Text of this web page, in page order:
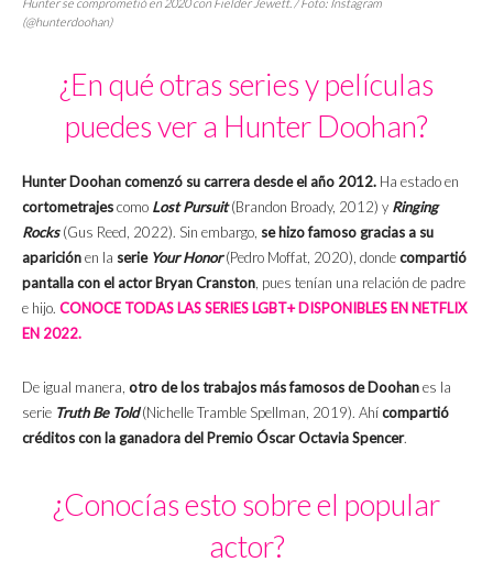
(@hunterdoohan)
¿En qué otras series y películas
puedes ver a Hunter Doohan?
Hunter Doohan comenzó su carrera desde el año 2012. Ha estado en
cortometrajescomo Lost Pursuit(Brandon Broady, 2012) y Ringing
Rocks(Gus Reed, 2022). Sin embargo, se hizo famoso gracias a su
apariciónen la serie Your Honor(Pedro Moffat, 2020), dondecompartió
pantalla con el actor Bryan Cranston , pues tenían una relación de padre
e hijo. CONOCE TODAS LAS SERIES LGBT+ DISPONIBLES EN NETFLIX
EN 2022.
De igual manera, otro de los trabajos más famosos de Doohanes la
serie Truth Be Told(Nichelle Tramble Spellman, 2019). Ahícompartió
créditos con la ganadora del Premio Óscar Octavia Spencer.
¿Conocías esto sobre el popular
actor?